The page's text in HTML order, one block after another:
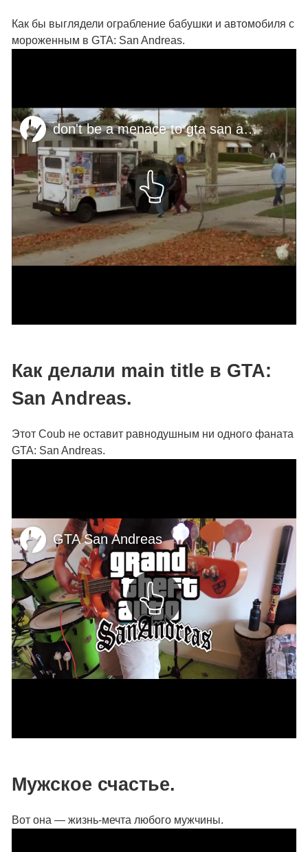
Как бы выглядели ограбление бабушки и автомобиля с
мороженным в GTA: San Andreas.
Как делали main title в GTA:
San Andreas.
Этот Coub не оставит равнодушным ни одного фаната
GTA: San Andreas.
Мужское счастье.
Вот она — жизнь-мечта любого мужчины.